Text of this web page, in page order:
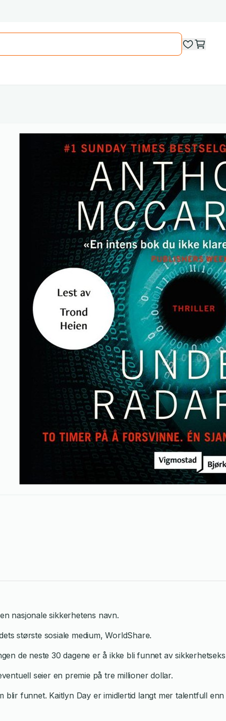
nasjonale sikker­hetens navn.
største sosiale medium, WorldShare.
de neste 30 dagene er å ikke bli funnet av
seier en premie på tre millioner dollar.
funnet. Kaitlyn Day er imidlertid langt mer talentfull